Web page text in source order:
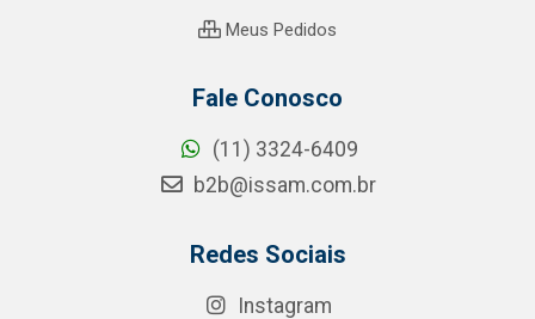
Meus Pedidos
Fale Conosco
(11) 3324-6409
b2b@issam.com.br
Redes Sociais
Instagram